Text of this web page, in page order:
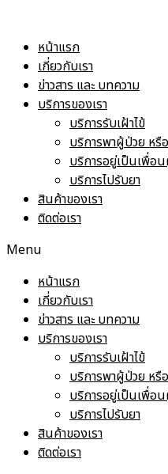
contentหน้าแรก
เกี่ยวกับเรา
ข่าวสาร และ บทความ
บริการของเรา
บริการรับเฝ้าไข้
บริการพาผู้ป่วย ห
บริการอยู่เป็นเพื่อ
บริการไปรับยา
สินค้าของเรา
ติดต่อเรา
Menu
หน้าแรก
เกี่ยวกับเรา
ข่าวสาร และ บทความ
บริการของเรา
บริการรับเฝ้าไข้
บริการพาผู้ป่วย ห
บริการอยู่เป็นเพื่อ
บริการไปรับยา
สินค้าของเรา
ติดต่อเรา